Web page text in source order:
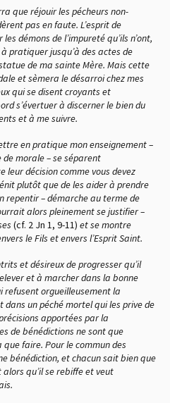
que réjouir les pécheurs non-
pas en faute. L’esprit de
démons de l’impureté qu’ils n’ont,
pratiquer jusqu’à des actes de
de ma sainte Mère. Mais cette
et sèmera le désarroi chez mes
qui se disent croyants et
s’évertuer à discerner le bien du
et à me suivre.
en pratique mon enseignement –
morale – se séparent
leur décision comme vous devez
plutôt que de les aider à prendre
repentir – démarche au terme de
alors pleinement se justifier –
(cf. 2 Jn 1, 9-11) et se montre
le Fils et envers l’Esprit Saint.
et désireux de progresser qu’il
et à marcher dans la bonne
refusent orgueilleusement la
un péché mortel qui les prive de
apportées par la
de bénédictions ne sont que
faire. Pour le commun des
bénédiction, et chacun sait bien que
qu’il se rebiffe et veut